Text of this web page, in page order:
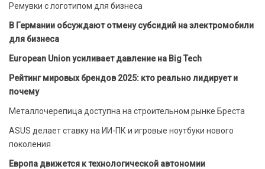
Ремувки с логотипом для бизнеса
В Германии обсуждают отмену субсидий на электромобили
для бизнеса
European Union усиливает давление на Big Tech
Рейтинг мировых брендов 2025: кто реально лидирует и
почему
Металлочерепица доступна на строительном рынке Бреста
ASUS делает ставку на ИИ-ПК и игровые ноутбуки нового
поколения
Европа движется к технологической автономии